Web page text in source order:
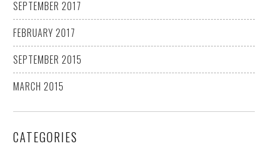
SEPTEMBER 2017
FEBRUARY 2017
SEPTEMBER 2015
MARCH 2015
CATEGORIES